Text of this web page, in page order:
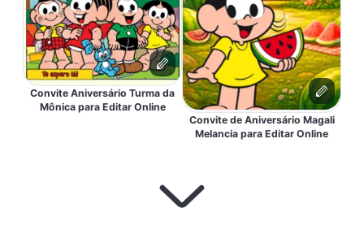
Convite Aniversário Turma da
Mônica para Editar Online
Convite de Aniversário Magali
Melancia para Editar Online